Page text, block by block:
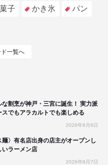
子 かき氷 パン
一覧へ
割烹が神戸・三宮に誕生！ 実力派
でもアラカルトでも楽しめる
2026年8月8日
麺〉有名店出身の店主がオープンし
いラーメン店
2026年8月7日